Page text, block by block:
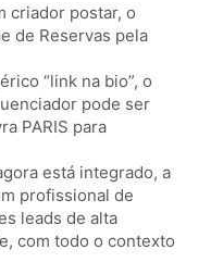
criador postar, o
de Reservas pela
“link na bio”, o
pode ser
PARIS para
está integrado, a
profissional de
leads de alta
com todo o contexto